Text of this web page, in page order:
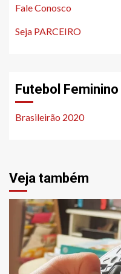
Fale Conosco
Seja PARCEIRO
Futebol Feminino
Brasileirão 2020
Veja também